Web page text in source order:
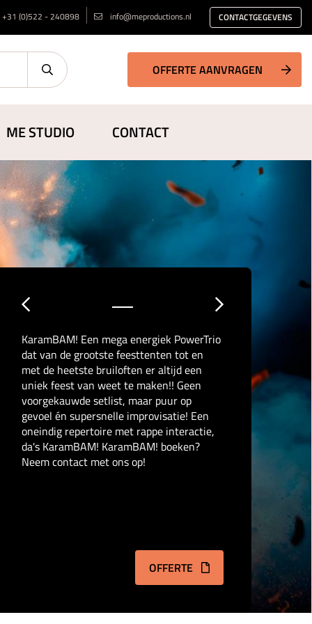
+31 (0)522 - 240898 info@meproductions.nl CONTACTGEGEVENS
OFFERTE AANVRAGEN
ME STUDIO CONTACT
KaramBAM! Een mega energiek PowerTrio
dat van de grootste feesttenten tot en
met de heetste bruiloften er altijd een
uniek feest van weet te maken!! Geen
voorgekauwde setlist, maar puur op
gevoel én supersnelle improvisatie! Een
oneindig repertoire met rappe interactie,
da's KaramBAM! KaramBAM! boeken?
Neem contact met ons op!
OFFERTE